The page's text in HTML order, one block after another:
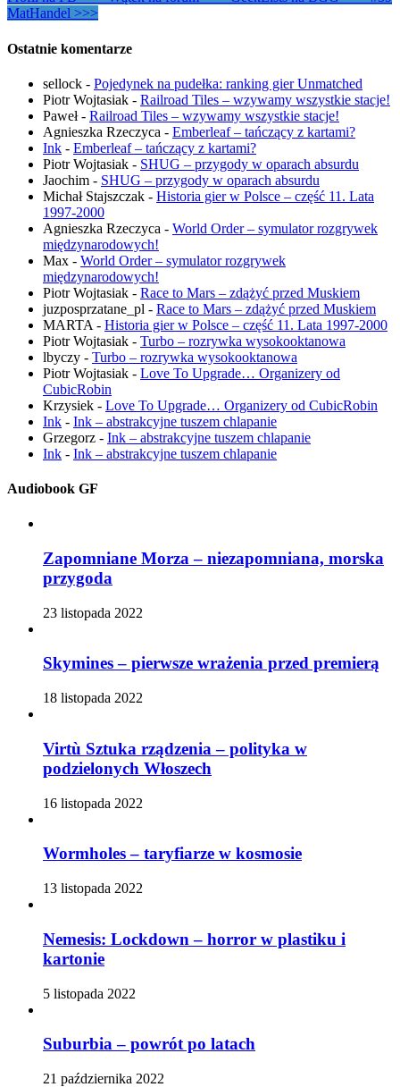
MatHandel >>>
Ostatnie komentarze
sellock - Pojedynek na pudełka: ranking gier Unmatched
Piotr Wojtasiak - Railroad Tiles – wzywamy wszystkie stacje!
Paweł- Railroad Tiles – wzywamy wszystkie stacje!
Agnieszka Rzeczyca - Emberleaf – tańczący z kartami?
Ink - Emberleaf – tańczący z kartami?
Piotr Wojtasiak - SHUG – przygody w oparach absurdu
Jaochim - SHUG – przygody w oparach absurdu
Michał Stajszczak - Historia gier w Polsce – część 11. Lata
1997-2000
Agnieszka Rzeczyca - World Order – symulator rozgrywek
międzynarodowych!
Max - World Order – symulator rozgrywek
międzynarodowych!
Piotr Wojtasiak - Race to Mars – zdążyć przed Muskiem
juzposprzatane_pl - Race to Mars – zdążyć przed Muskiem
MARTA - Historia gier w Polsce – część 11. Lata 1997-2000
Piotr Wojtasiak - Turbo – rozrywka wysokooktanowa
lbyczy - Turbo – rozrywka wysokooktanowa
Piotr Wojtasiak - Love To Upgrade… Organizery od
CubicRobin
Krzysiek - Love To Upgrade… Organizery od CubicRobin
Ink - Ink – abstrakcyjne tuszem chlapanie
Grzegorz - Ink – abstrakcyjne tuszem chlapanie
Ink - Ink – abstrakcyjne tuszem chlapanie
Audiobook GF
Zapomniane Morza – niezapomniana, morska
przygoda
23 listopada 2022
Skymines – pierwsze wrażenia przed premierą
18 listopada 2022
Virtù Sztuka rządzenia – polityka w
podzielonych Włoszech
16 listopada 2022
Wormholes – taryfiarze w kosmosie
13 listopada 2022
Nemesis: Lockdown – horror w plastiku i
kartonie
5 listopada 2022
Suburbia – powrót po latach
21 października 2022